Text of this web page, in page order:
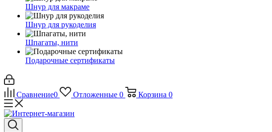
Шнур для макраме
Шнур для рукоделия
Шпагаты, нити
Подарочные сертификаты
Сравнение0 Отложенные 0 Корзина 0